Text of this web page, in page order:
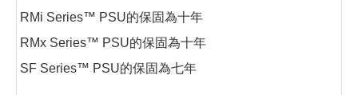
RMi Series™ PSU的保固為十年
RMx Series™ PSU的保固為十年
SF Series™ PSU的保固為七年